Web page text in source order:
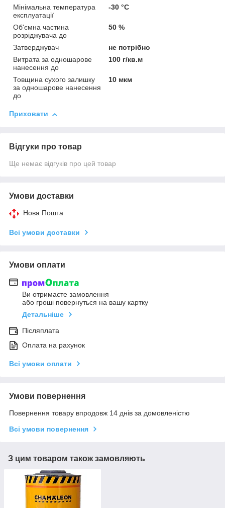
Мінімальна температура
експлуатації
-30 °С
Об'ємна частина
розріджувача до
50 %
Затверджувач
не потрібно
Витрата за одношарове
нанесення до
100 г/кв.м
Товщина сухого залишку
за одношарове нанесення
до
10 мкм
Приховати
Відгуки про товар
Ще немає відгуків про цей товар
Умови доставки
Нова Пошта
Всі умови доставки
Умови оплати
Ви отримаєте замовлення
або гроші повернуться на вашу картку
Детальніше
Післяплата
Оплата на рахунок
Всі умови оплати
Умови повернення
Повернення товару впродовж 14 днів за домовленістю
Всі умови повернення
З цим товаром також замовляють